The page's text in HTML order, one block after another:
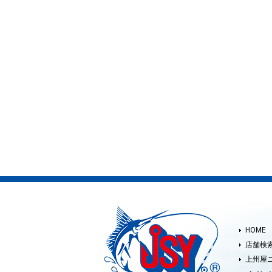
HOME
店舗検
上州屋